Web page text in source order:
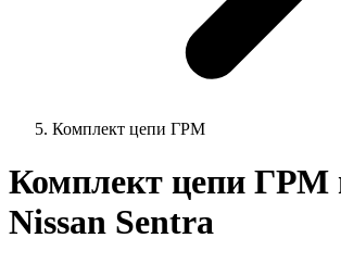
Комплект цепи ГРМ
Комплект цепи ГРМ
Nissan Sentra